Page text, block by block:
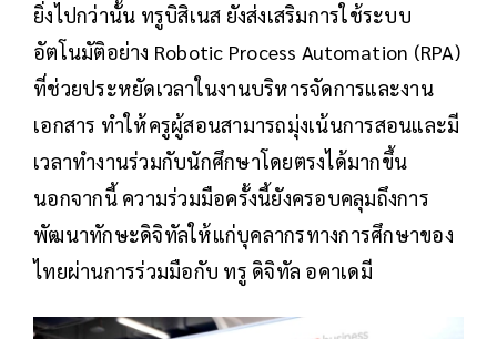
ยิ่งไปกว่านั้น ทรูบิสิเนส ยังส่งเสริมการใช้ระบบ
อัตโนมัติอย่าง Robotic Process Automation (RPA)
ที่ช่วยประหยัดเวลาในงานบริหารจัดการและงาน
เอกสาร ทำให้ครูผู้สอนสามารถมุ่งเน้นการสอนและมี
เวลาทำงานร่วมกับนักศึกษาโดยตรงได้มากขึ้น
นอกจากนี้ ความร่วมมือครั้งนี้ยังครอบคลุมถึงการ
พัฒนาทักษะดิจิทัลให้แก่บุคลากรทางการศึกษาของ
ไทยผ่านการร่วมมือกับ ทรู ดิจิทัล อคาเดมี